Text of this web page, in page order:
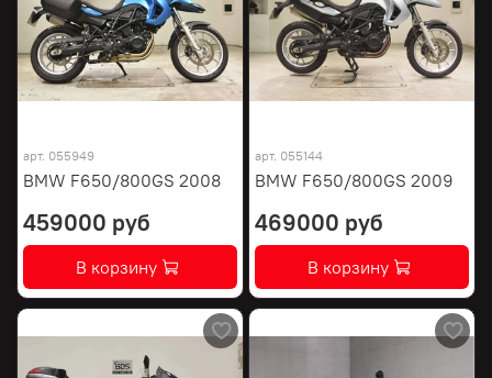
арт. 055949
BMW F650/800GS 2008
459000 руб
В корзину
арт. 055144
BMW F650/800GS 2009
469000 руб
В корзину